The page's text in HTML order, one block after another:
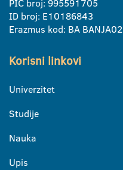
PIC broj: 995591705
ID broj: E10186843
Erazmus kod: BA BANJA02
Korisni linkovi
Univerzitet
Studije
Nauka
Upis